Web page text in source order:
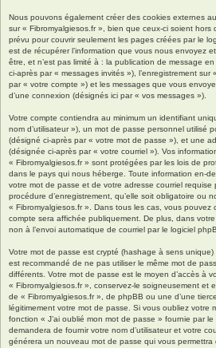
Nous pouvons également créer des cookies externes
sur « Fibromyalgiesos.fr », bien que ceux-ci soient
prévu pour couvrir seulement les pages créées par le
est de récupérer l’information que vous nous envoyez
être, et n’est pas limité à : la publication de message
ci-après par « messages invités »), l’enregistrement sur
par « votre compte ») et les messages que vous
d’une connexion (désignés ici par « vos messages »).
Votre compte contiendra au minimum un identifiant
nom d’utilisateur »), un mot de passe personnel utilisé
(désigné ci-après par « votre mot de passe »), et une
(désignée ci-après par « votre courriel »). Vos
« Fibromyalgiesos.fr » sont protégées par les lois de
dans le pays qui nous héberge. Toute information en-
votre mot de passe et de votre adresse courriel requise
procédure d’enregistrement, qu’elle soit obligatoire ou
« Fibromyalgiesos.fr ». Dans tous les cas, vous pouvez
compte sera affichée publiquement. De plus, dans
non à l’envoi automatique de courriel par le logiciel
Votre mot de passe est crypté (hashage à sens unique)
est recommandé de ne pas utiliser le même mot de
différents. Votre mot de passe est le moyen d’accès à
« Fibromyalgiesos.fr », conservez-le soigneusement et
de « Fibromyalgiesos.fr », de phpBB ou une d’une
légitimement votre mot de passe. Si vous oubliez votre
fonction « J’ai oublié mon mot de passe » fournie par
demandera de fournir votre nom d’utilisateur et votre
générera un nouveau mot de passe qui vous permettra